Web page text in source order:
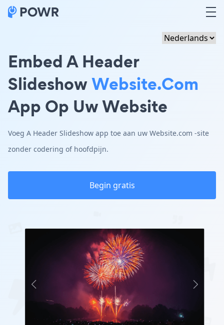
Embed A Header
SlideshowWebsite.com
App Op Uw Website
Voeg A Header Slideshow app toe aan uw Website.com -site
zonder codering of hoofdpijn.
Begin gratis